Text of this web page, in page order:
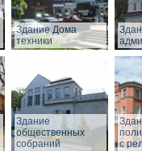
Здание Дома
техники
Здание
общественных
собраний
с